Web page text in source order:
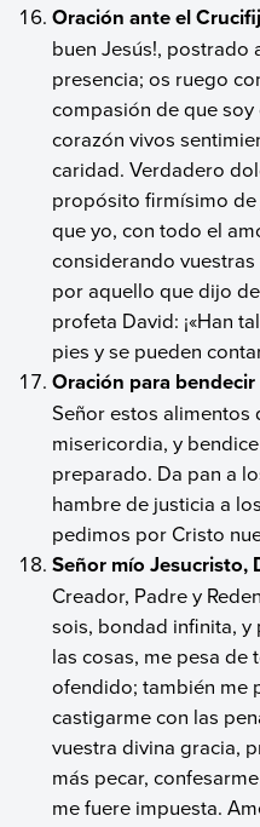
Oración ante el
buen Jesús!, postrado
presencia; os ruego
compasión de que
corazón vivos
caridad. Verdadero
propósito firmísimo
que yo, con todo el
considerando
por aquello que dijo
profeta David: ¡«Han
pies y se pueden
Oración para
Señor estos alimentos
misericordia, y
preparado. Da pan a
hambre de justicia a
pedimos por Cristo
Señor mío Jesucristo,
Creador, Padre y
sois, bondad infinita,
las cosas, me pesa
ofendido; también me
castigarme con las
vuestra divina gracia,
más pecar,
me fuere impuesta.